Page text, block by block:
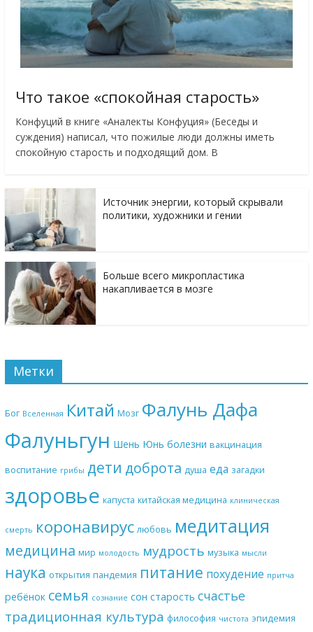
Что такое «спокойная старость»
Конфуций в книге «Аналекты Конфуция» (Беседы и
суждения) написал, что пожилые люди должны иметь
спокойную старость и подходящий дом. В
Источник энергии, который скрывали
политики, художники и гении
Больше всего микропластика
накапливается в мозге
Метки
Бог Вселенная Китай Мозг Фалунь Дафа
Фалуньгун Шень Юнь болезни вакцинация
воспитание грибы дети доброта душа еда загадки
здоровье капуста китайская медицина клиническая
смерть коронавирус любовь медитация
медицина мир молодость мудрость музыка мысли
наука открытия пандемия питание похудение притча
ребёнок семья сознание сон старость счастье
традиционная культура философия чистота эпидемия